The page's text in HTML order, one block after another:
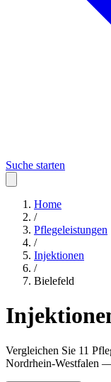
Suche starten
Home
/
Pflegeleistungen
/
Injektionen
/
Bielefeld
Vergleichen Sie 11
Nordrhein-Westfalen